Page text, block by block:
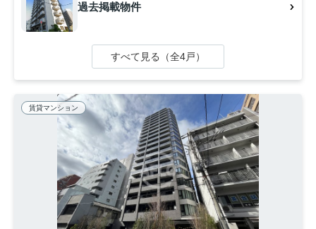
過去掲載物件
すべて見る（全4戸）
賃貸マンション